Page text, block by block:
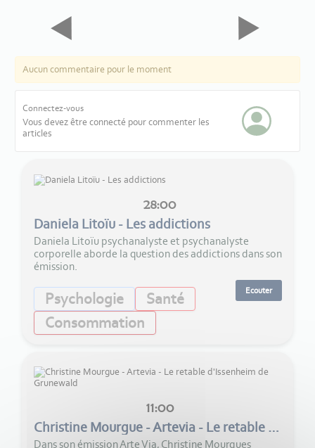
Aucun commentaire pour le moment
Connectez-vous
Vous devez être connecté pour commenter les
articles
28:00
Daniela Litoïu - Les addictions
Daniela Litoïu psychanalyste et psychanalyste
corporelle aborde la question des addictions dans son
émission.
Psychologie
Santé
Consommation
Ecouter
11:00
Christine Mourgue - Artevia - Le retable d'Issenheim de Grunewald
Dans son émission Arte Via, Christine Mourgues